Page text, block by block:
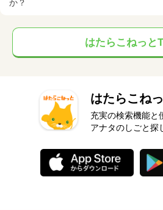
か？
はたらこねっと
はたらこね
充実の検索機能と
アナタのしごと探